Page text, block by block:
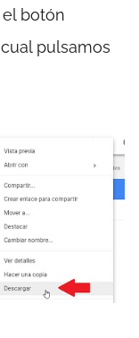
botón
pulsamos